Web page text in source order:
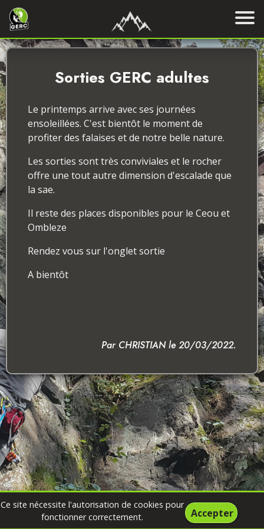
Sorties GERC adultes
Le printemps arrive avec ses journées
ensoleillées. C'est bientôt le moment de
profiter des falaises et de notre belle nature.
Les sorties sont très conviviales et le rocher
offre une tout autre dimension d'escalade que
la sae.
Il reste des places disponibles pour le Ceou et
Ombleze
Rendez vous sur l'onglet sortie
A bientôt
Par CHRISTIAN le 20/03/2022.
Ce site nécessite l'autorisation de cookies pour
fonctionner correctement.
Accepter